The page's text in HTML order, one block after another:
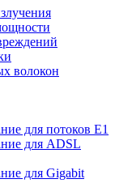
волокон
для потоков Е1
для ADSL
для Gigabit